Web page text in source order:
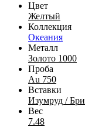
Цвет
Желтый
Коллекция
Океания
Металл
Золото 1000
Проба
Au 750
Вставки
Изумруд /
Вес
7.48